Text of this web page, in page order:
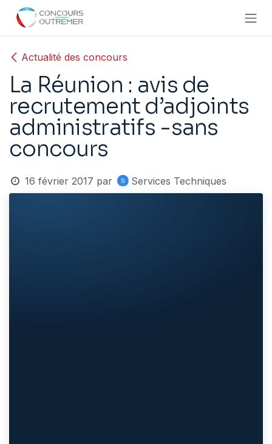
Se rendre au contenu
Actualité des concours
La Réunion : avis de
recrutement d’adjoints
administratifs -sans
concours
16 février 2017 par Services Techniques